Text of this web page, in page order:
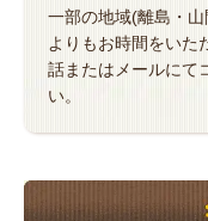
一部の地域(離島・
よりもお時間をいた
話またはメールにて
い。